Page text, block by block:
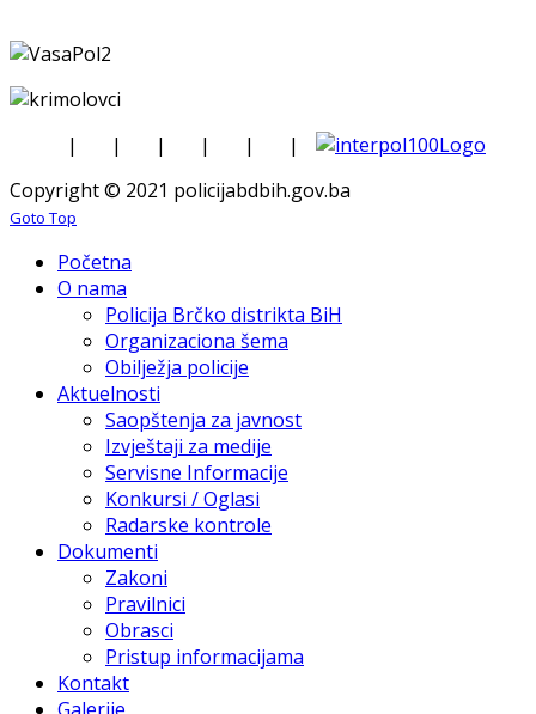
| | | | |
|
Copyright © 2021 policijabdbih.gov.ba
Goto Top
Početna
O nama
Policija Brčko distrikta BiH
Organizaciona šema
Obilježja policije
Aktuelnosti
Saopštenja za javnost
Izvještaji za medije
Servisne Informacije
Konkursi / Oglasi
Radarske kontrole
Dokumenti
Zakoni
Pravilnici
Obrasci
Pristup informacijama
Kontakt